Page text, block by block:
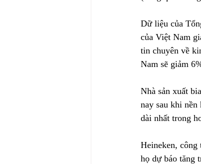
Dữ liệu của
của Việt Nam
tin chuyên về
Nam sẽ giảm
Nhà sản xuất
nay sau khi
dài nhất trong
Heineken,
họ dự báo tăng